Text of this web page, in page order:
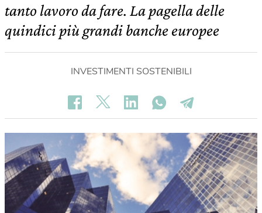
tanto lavoro da fare. La pagella delle
quindici più grandi banche europee
INVESTIMENTI SOSTENIBILI